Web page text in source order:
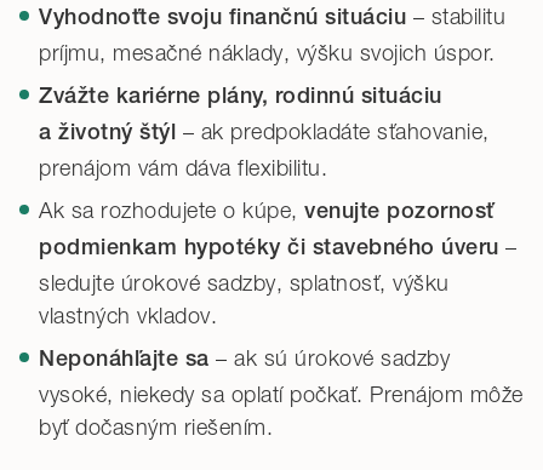
Vyhodnoťte svoju finančnú situáciu – stabilitu
príjmu, mesačné náklady, výšku svojich úspor.
Zvážte kariérne plány, rodinnú situáciu
a životný štýl – ak predpokladáte sťahovanie,
prenájom vám dáva flexibilitu.
Ak sa rozhodujete o kúpe, venujte pozornosť
podmienkam hypotéky či stavebného úveru –
sledujte úrokové sadzby, splatnosť, výšku
vlastných vkladov.
Neponáhľajte sa – ak sú úrokové sadzby
vysoké, niekedy sa oplatí počkať. Prenájom môže
byť dočasným riešením.